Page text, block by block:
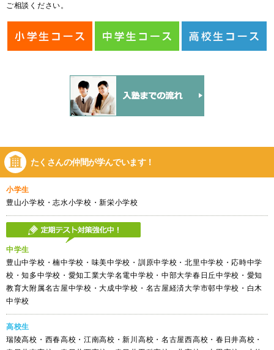
ご相談ください。
たくさんの仲間が学んでいます！
小学生
豊山小学校・志水小学校・新栄小学校
中学生
豊山中学校・楠中学校・味美中学校・訓原中学校・北里中学校・応時中学
校・知多中学校・愛知工業大学名電中学校・中部大学春日丘中学校・愛知
教育大附属名古屋中学校・大成中学校・名古屋経済大学市邨中学校・白木
中学校
高校生
瑞陵高校・西春高校・江南高校・新川高校・名古屋西高校・春日井高校・